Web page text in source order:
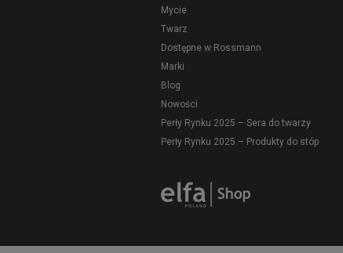
Mycie
Twarz
Dostępne w Rossmann
Marki
Blog
Nowości
Perły Rynku 2025 – Sera do twarzy
Perły Rynku 2025 – Produkty do stóp